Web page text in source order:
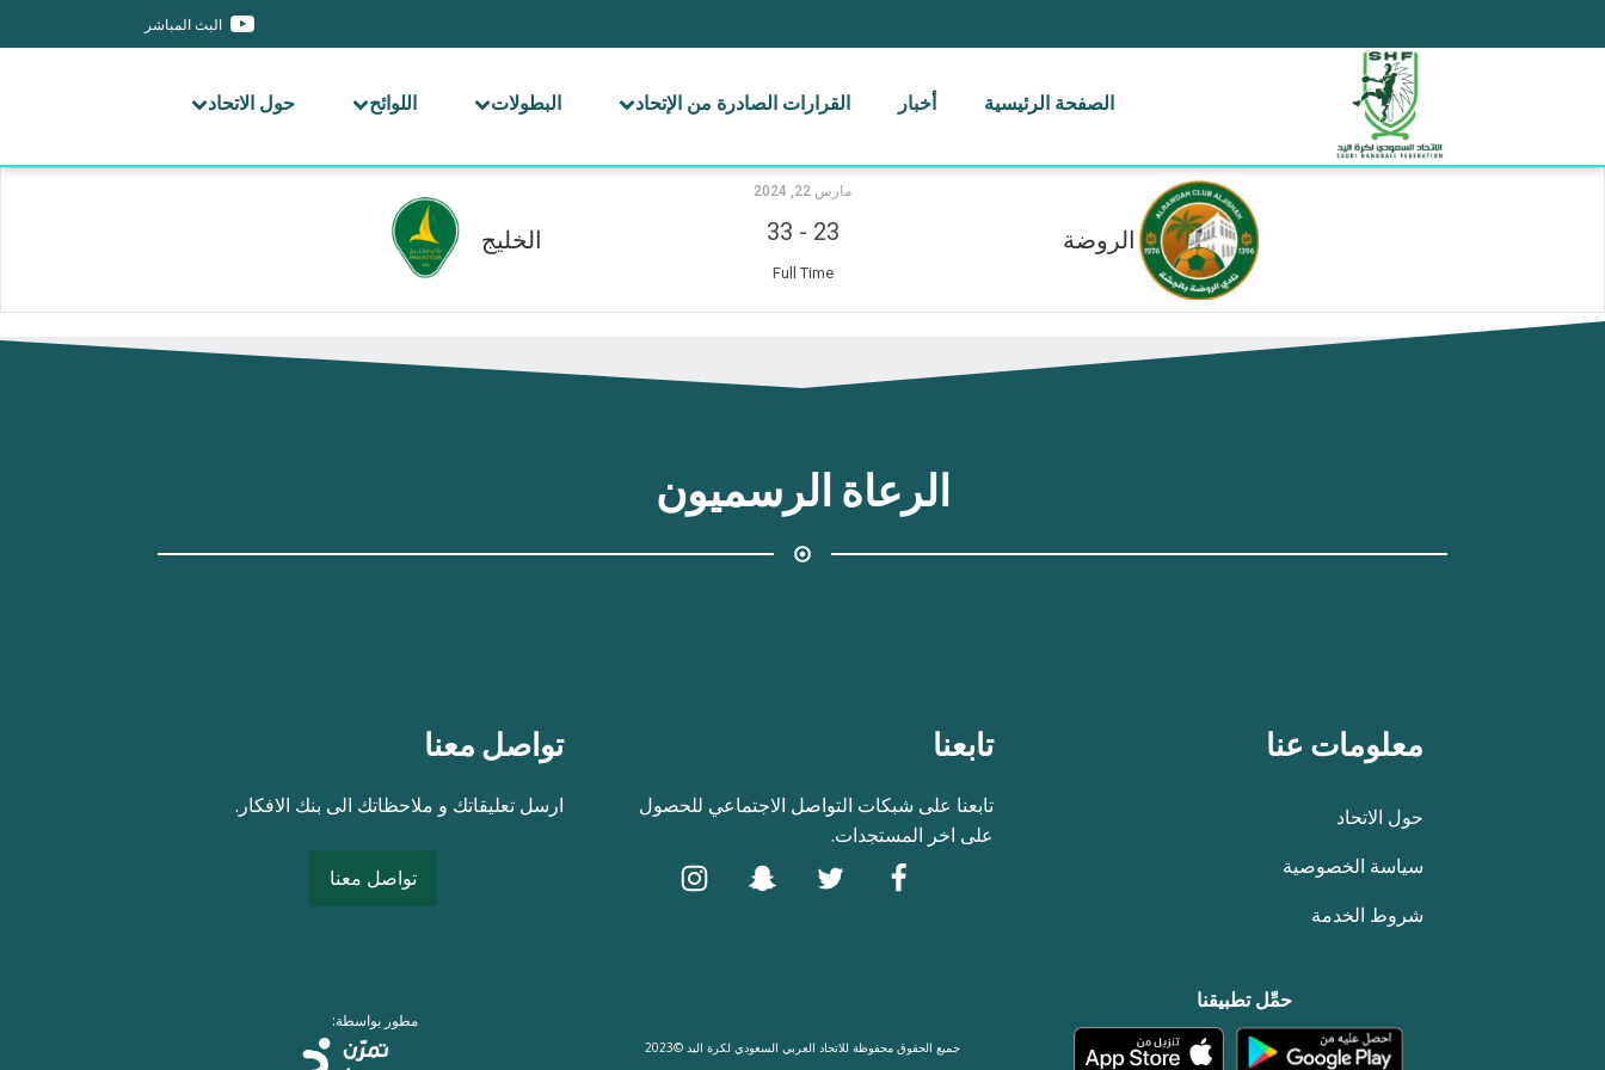
البث المباشر
الصفحة الرئيسية أخبار القرارات الصادرة من الإتحاد البطولات اللوائح حول الاتحاد
الروضة الخليج
مارس 22, 2024
23
-
33
Full Time
الرعاة الرسميون
معلومات عنا
حول الاتحاد
سياسة الخصوصية
شروط الخدمة
تابعنا
تابعنا على شبكات التواصل الاجتماعي للحصول
على اخر المستجدات.
تواصل معنا
ارسل تعليقاتك و ملاحظاتك الى بنك الافكار.
تواصل معنا
حمِّل تطبيقنا
جميع الحقوق محفوظة للاتحاد العربي السعودي لكرة اليد ©2023
مطور بواسطة: